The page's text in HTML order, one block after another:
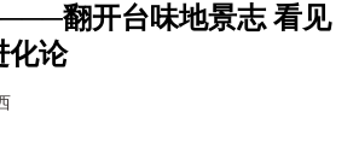
翻开台味地景志 看见
化论